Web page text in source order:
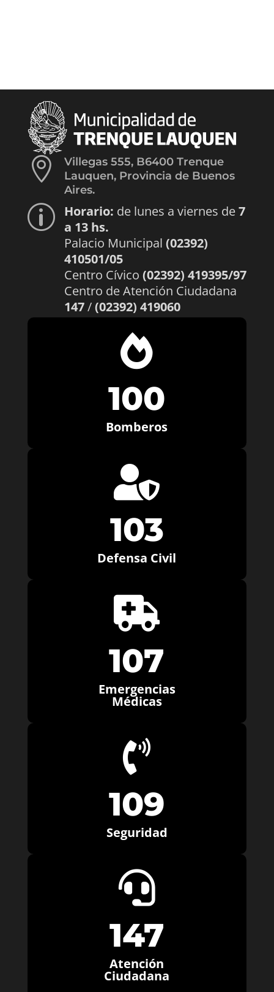

Villegas 555, B6400 Trenque
Lauquen, Provincia de Buenos
Aires.
p Horario: de lunes a viernes de7
a 13 hs.
Palacio Municipal (02392)
410501/05
Centro Cívico (02392) 419395/97
Centro de Atención Ciudadana
147/(02392) 419060

100
Bomberos

103
Defensa Civil

107
Emergencias
Médicas

109
Seguridad

147
Atención
Ciudadana